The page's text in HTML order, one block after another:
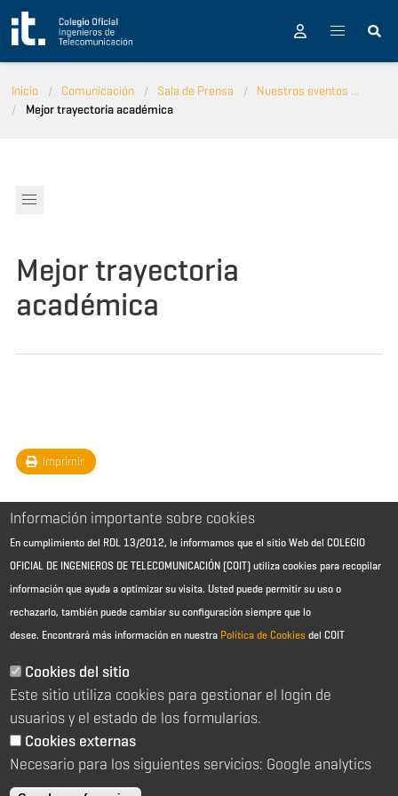
Pasar al contenido principal
Inicio Comunicación Sala de Prensa
Nuestros eventos ...
Mejor trayectoria académica
Mejor trayectoria
académica
Imprimir
Aviso Legal - Información general
Política de cookies
Política de reembolso
Sitemap
C/ Almagro 2 1º Izqda 28010 Madrid
91 391 10 66
Información importante sobre cookies
En cumplimiento del RDL 13/2012, le informamos que el sitio Web del COLEGIO
OFICIAL DE INGENIEROS DE TELECOMUNICACIÓN (COIT) utiliza cookies para recopilar
información que ayuda a optimizar su visita. Usted puede permitir su uso o
rechazarlo, también puede cambiar su configuración siempre que lo
desee. Encontrará más información en nuestra Política de Cookies del COIT
Cookies del sitio
Este sitio utiliza cookies para gestionar el login de
usuarios y el estado de los formularios.
Cookies externas
Necesario para los siguientes servicios: Google analytics